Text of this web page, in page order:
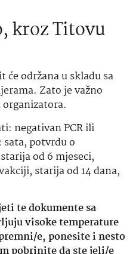
kroz Titovu
će održana u skladu sa
Zato je važno
negativan PCR ili
potvrdu o
od 6 mjeseci,
starija od 14 dana,
te dokumente sa
visoke temperature
e, ponesite i nesto